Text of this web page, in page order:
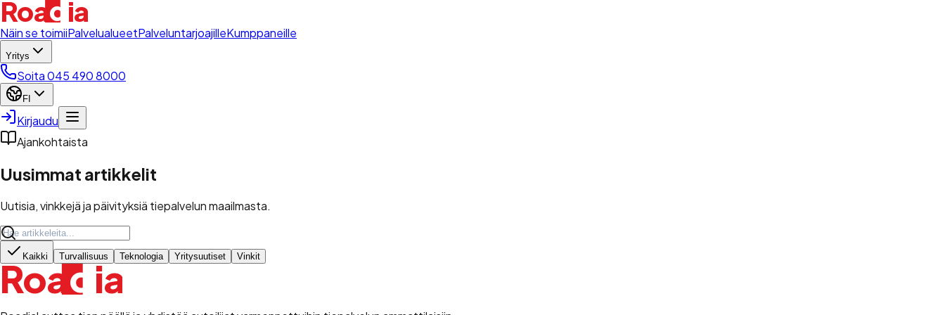
Road ia
Näin se toimiiPalvelualueetPalveluntarjoajilleKumppaneille
Yritys
Soita 045 490 8000
FI
Kirjaudu
Ajankohtaista
Uusimmat artikkelit
Uutisia, vinkkejä ja päivityksiä tiepalvelun maailmasta.
Kaikki Turvallisuus Teknologia Yritysuutiset Vinkit
Roadial